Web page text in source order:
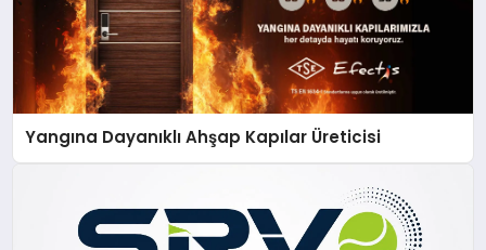
Yangına Dayanıklı Ahşap Kapılar Üreticisi